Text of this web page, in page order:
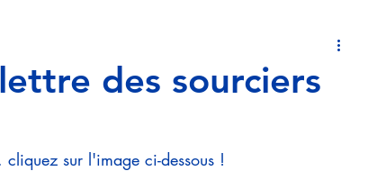
SESEMN & Institutions
des sourciers
sur l'image ci-dessous !